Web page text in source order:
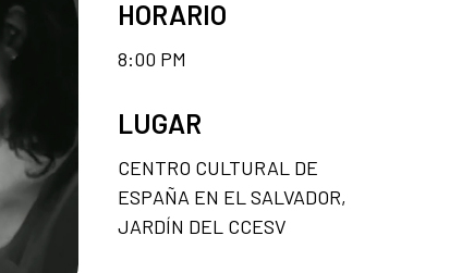
HORARIO
8:00 PM
LUGAR
CENTRO CULTURAL DE
ESPAÑA EN EL SALVADOR,
JARDÍN DEL CCESV